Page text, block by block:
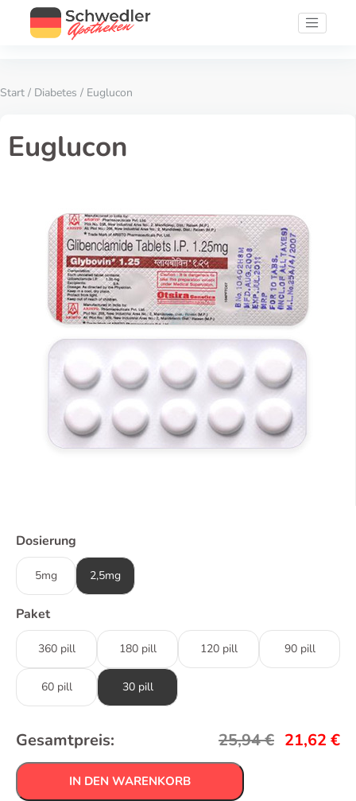
Start / Diabetes / Euglucon
Euglucon
Dosierung
5mg 2,5mg
Paket
360 pill 180 pill 120 pill 90 pill
60 pill 30 pill
Gesamtpreis: 25,94€ 21,62 €
IN DEN WARENKORB